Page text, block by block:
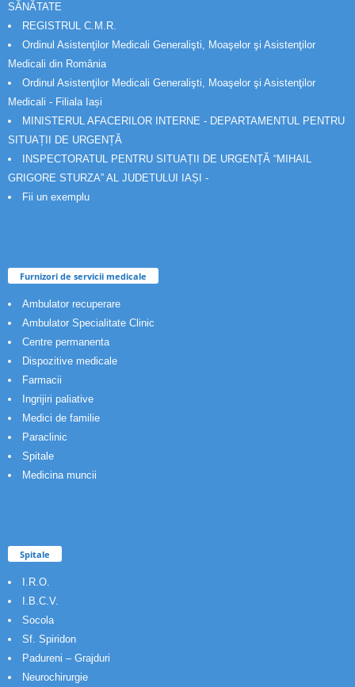
SĂNĂTATE
REGISTRUL C.M.R.
Ordinul Asistenţilor Medicali Generalişti, Moaşelor şi Asistenţilor
Medicali din România
Ordinul Asistenţilor Medicali Generalişti, Moaşelor şi Asistenţilor
Medicali - Filiala Iași
MINISTERUL AFACERILOR INTERNE - DEPARTAMENTUL PENTRU
SITUAȚII DE URGENȚĂ
INSPECTORATUL PENTRU SITUAȚII DE URGENȚĂ “MIHAIL
GRIGORE STURZA” AL JUDETULUI IAȘI -
Fii un exemplu
Furnizori de servicii medicale
Ambulator recuperare
Ambulator Specialitate Clinic
Centre permanenta
Dispozitive medicale
Farmacii
Ingrijiri paliative
Medici de familie
Paraclinic
Spitale
Medicina muncii
Spitale
I.R.O.
I.B.C.V.
Socola
Sf. Spiridon
Padureni – Grajduri
Neurochirurgie